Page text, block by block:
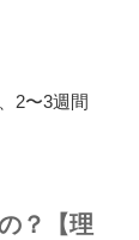
2〜3週間
？【理